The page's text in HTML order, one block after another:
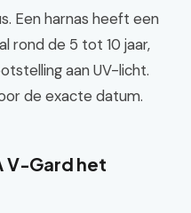
Een harnas heeft een
rond de 5 tot 10 jaar,
aan UV-licht.
de exacte datum.
V-Gard het